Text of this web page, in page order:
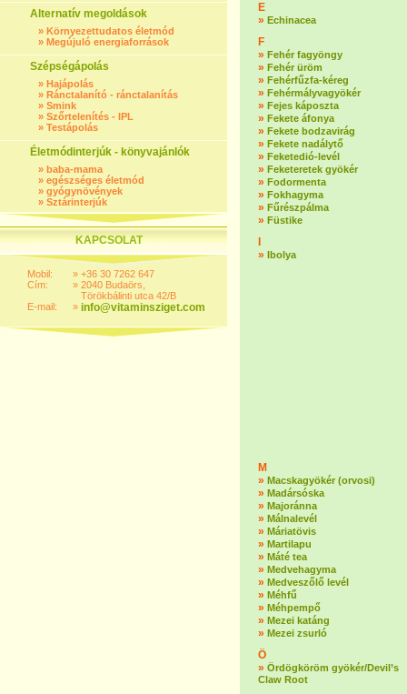
Alternatív megoldások
» Környezettudatos életmód
» Megújuló energiaforrások
Szépségápolás
» Hajápolás
» Ránctalanító - ránctalanítás
» Smink
» Szőrtelenítés - IPL
» Testápolás
Életmódinterjúk - könyvajánlók
» baba-mama
» egészséges életmód
» gyógynövények
» Sztárinterjúk
KAPCSOLAT
Mobil:
Cím:
E-mail:
»
»
»
+36 30 7262 647
2040 Budaörs,
Törökbálinti utca 42/B
info@vitaminsziget.com
E
» Echinacea
F
» Fehér fagyöngy
» Fehér üröm
» Fehérfűzfa-kéreg
» Fehérmályvagyökér
» Fejes káposzta
» Fekete áfonya
» Fekete bodzavirág
» Fekete nadálytő
» Feketedió-levél
» Feketeretek gyökér
» Fodormenta
» Fokhagyma
» Fűrészpálma
» Füstike
» Ibolya
M
» Macskagyökér (orvosi)
» Madársóska
» Majoránna
» Málnalevél
» Máriatövis
» Martilapu
» Máté tea
» Medvehagyma
» Medveszőlő levél
» Méhfű
» Méhpempő
» Mezei katáng
» Mezei zsurló
Ö
» Ördögköröm gyökér/Devil’s
Claw Root